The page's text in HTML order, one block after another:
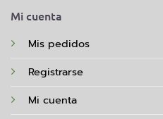
Mi cuenta
Mis pedidos
Registrarse
Mi cuenta